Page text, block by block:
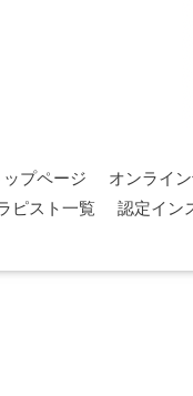
ップページ オンライ
ピスト一覧
認定イン